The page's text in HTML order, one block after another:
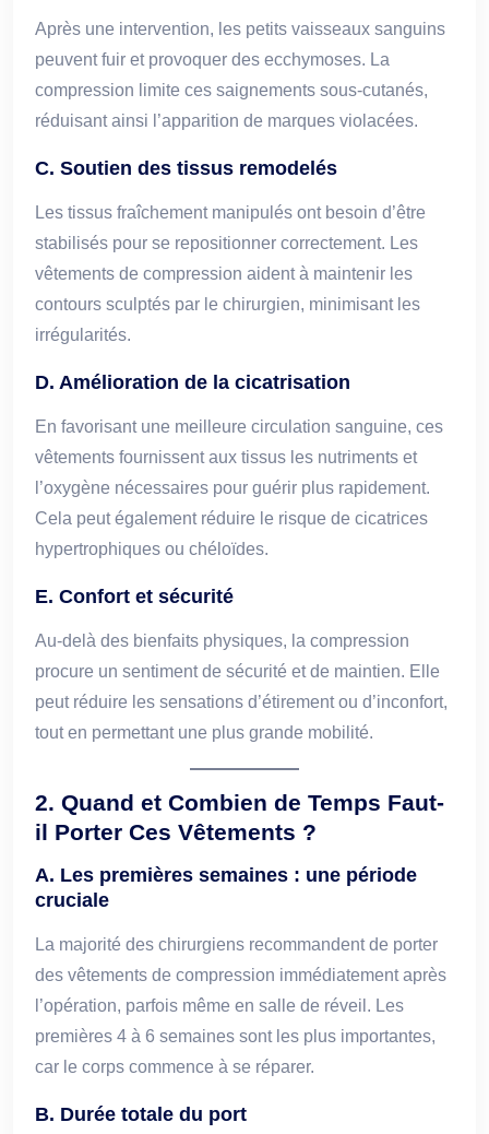
Après une intervention, les petits vaisseaux sanguins
peuvent fuir et provoquer des ecchymoses. La
compression limite ces saignements sous-cutanés,
réduisant ainsi l’apparition de marques violacées.
C. Soutien des tissus remodelés
Les tissus fraîchement manipulés ont besoin d’être
stabilisés pour se repositionner correctement. Les
vêtements de compression aident à maintenir les
contours sculptés par le chirurgien, minimisant les
irrégularités.
D. Amélioration de la cicatrisation
En favorisant une meilleure circulation sanguine, ces
vêtements fournissent aux tissus les nutriments et
l’oxygène nécessaires pour guérir plus rapidement.
Cela peut également réduire le risque de cicatrices
hypertrophiques ou chéloïdes.
E. Confort et sécurité
Au-delà des bienfaits physiques, la compression
procure un sentiment de sécurité et de maintien. Elle
peut réduire les sensations d’étirement ou d’inconfort,
tout en permettant une plus grande mobilité.
2. Quand et Combien de Temps Faut-
il Porter Ces Vêtements ?
A. Les premières semaines : une période
cruciale
La majorité des chirurgiens recommandent de porter
des vêtements de compression immédiatement après
l’opération, parfois même en salle de réveil. Les
premières 4 à 6 semaines sont les plus importantes,
car le corps commence à se réparer.
B. Durée totale du port